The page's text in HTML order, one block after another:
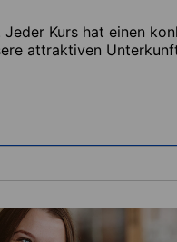
Jeder Kurs hat einen
attraktiven